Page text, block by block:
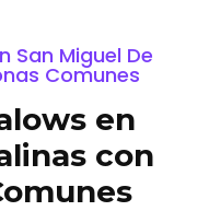
San Miguel De
Comunes
en
con